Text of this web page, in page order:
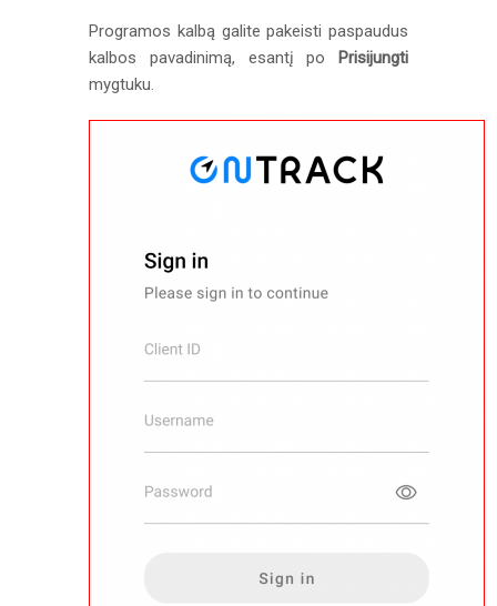
Programos kalbą galite pakeisti paspaudus
kalbos pavadinimą, esantį po Prisijungti
mygtuku.